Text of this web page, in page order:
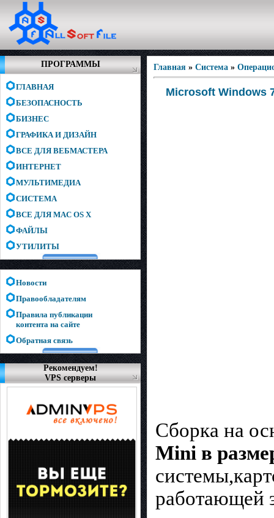
ПРОГРАММЫ
ГЛАВНАЯ
БЕЗОПАСНОСТЬ
БИЗНЕС
ГРАФИКА И ДИЗАЙН
ВСЕ ДЛЯ ВЕБМАСТЕРА
ИНТЕРНЕТ
МУЛЬТИМЕДИА
СИСТЕМА
ВСЕ ДЛЯ MAC OS X
ФАЙЛЫ
УТИЛИТЫ
Новости
Правообладателям
Правила публикации
контента на сайте
Обратная связь
Рекомендуем!
VPS серверы
Главная » Система »
Microsoft Windows
Сборка на
Mini в
работающей